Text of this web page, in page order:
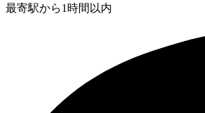
最寄駅から1時間以内